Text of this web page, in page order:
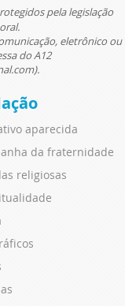
pela legislação
eletrônico ou
do A12
aparecida
da fraternidade
religiosas